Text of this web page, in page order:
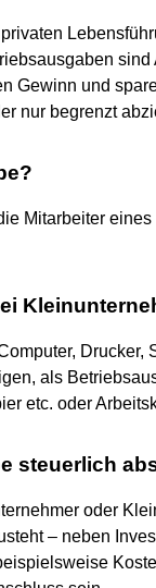
Gewinn und
nur begrenzt
Mitarbeiter
Drucker,
als
etc. oder
steuerlich
oder
– neben